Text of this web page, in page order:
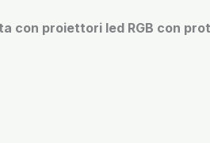
con proiettori led RGB con